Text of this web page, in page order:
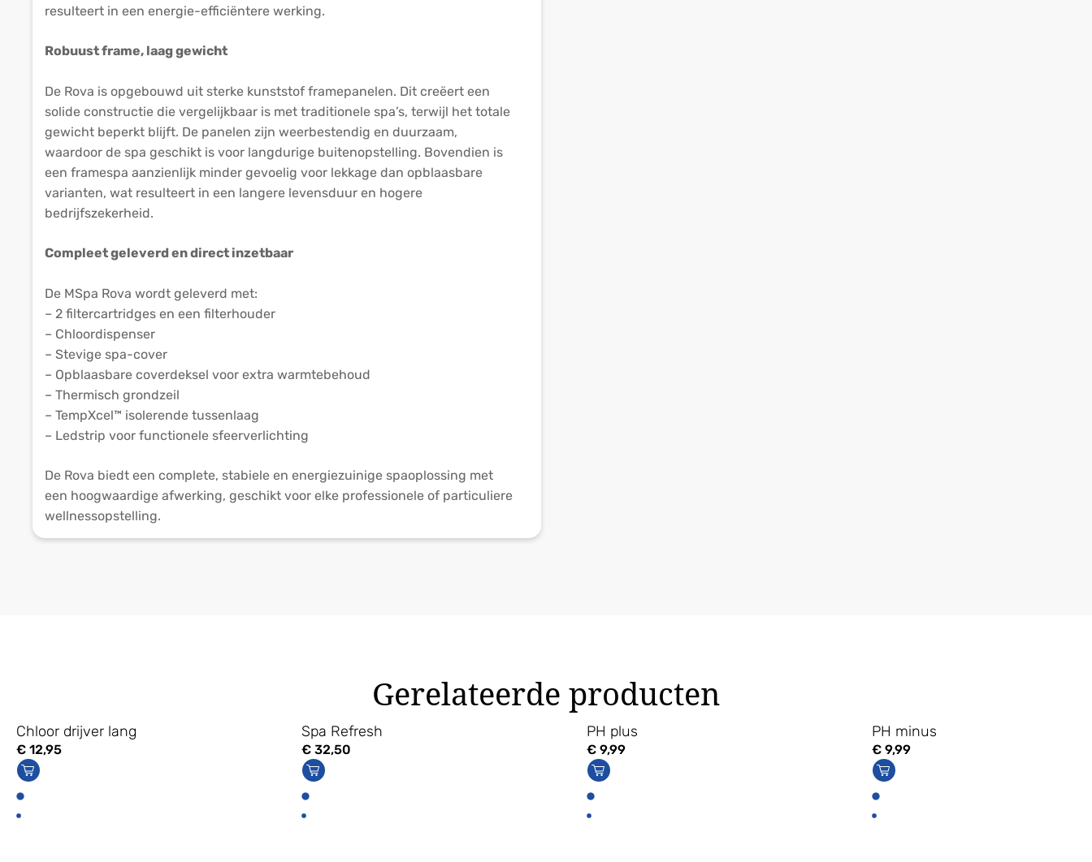
resulteert in een energie-efficiëntere werking.
Robuust frame, laag gewicht
De Rova is opgebouwd uit sterke kunststof framepanelen. Dit creëert een
solide constructie die vergelijkbaar is met traditionele spa’s, terwijl het totale
gewicht beperkt blijft. De panelen zijn weerbestendig en duurzaam,
waardoor de spa geschikt is voor langdurige buitenopstelling. Bovendien is
een framespa aanzienlijk minder gevoelig voor lekkage dan opblaasbare
varianten, wat resulteert in een langere levensduur en hogere
bedrijfszekerheid.
Compleet geleverd en direct inzetbaar
De MSpa Rova wordt geleverd met:
– 2 filtercartridges en een filterhouder
– Chloordispenser
– Stevige spa-cover
– Opblaasbare coverdeksel voor extra warmtebehoud
– Thermisch grondzeil
– TempXcel™ isolerende tussenlaag
– Ledstrip voor functionele sfeerverlichting
De Rova biedt een complete, stabiele en energiezuinige spaoplossing met
een hoogwaardige afwerking, geschikt voor elke professionele of particuliere
wellnessopstelling.
Gerelateerde producten
Chloor drijver lang
€ 12,95
Spa Refresh
€ 32,50
PH plus
€ 9,99
PH minus
€ 9,99